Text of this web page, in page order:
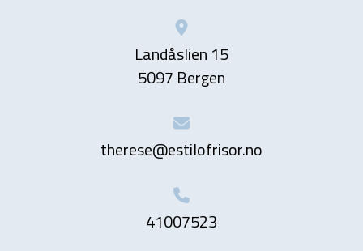
Landåslien 15
5097 Bergen
therese@estilofrisor.no
41007523